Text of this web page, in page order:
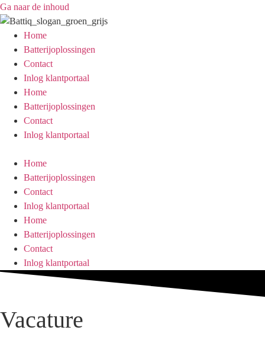
Ga naar de inhoud
Home
Batterijoplossingen
Contact
Inlog klantportaal
Home
Batterijoplossingen
Contact
Inlog klantportaal
Home
Batterijoplossingen
Contact
Inlog klantportaal
Home
Batterijoplossingen
Contact
Inlog klantportaal
Vacature